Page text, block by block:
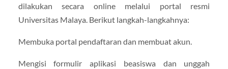
dilakukan secara online melalui portal resmi
Universitas Malaya. Berikut langkah-langkahnya:
Membuka portal pendaftaran dan membuat akun.
Mengisi formulir aplikasi beasiswa dan unggah